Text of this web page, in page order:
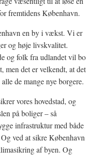
fremtidens København.
en by i vækst. Vi er
og høje livskvalitet.
og folk fra udlandet vil bo
men det er velkendt, at det
de mange nye borgere.
vores hovedstad, og
på boliger – så
infrastruktur med både
ved at sikre København
af byen. Og